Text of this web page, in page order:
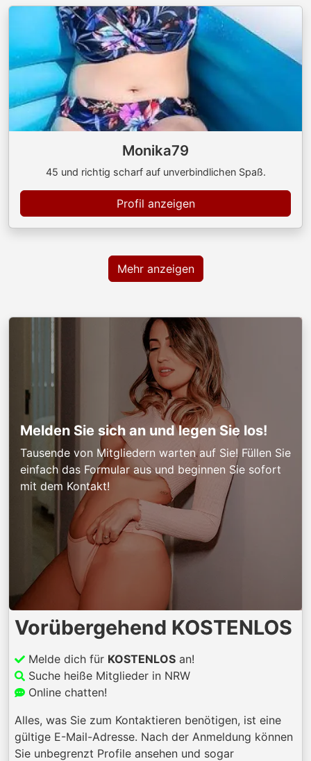
Monika79
45 und richtig scharf auf unverbindlichen Spaß.
Profil anzeigen
Mehr anzeigen
Melden Sie sich an und legen Sie los!
Tausende von Mitgliedern warten auf Sie! Füllen Sie
einfach das Formular aus und beginnen Sie sofort
mit dem Kontakt!
Vorübergehend KOSTENLOS
Melde dich für KOSTENLOS an!
Suche heiße Mitglieder in NRW
Online chatten!
Alles, was Sie zum Kontaktieren benötigen, ist eine
gültige E-Mail-Adresse. Nach der Anmeldung können
Sie unbegrenzt Profile ansehen und sogar